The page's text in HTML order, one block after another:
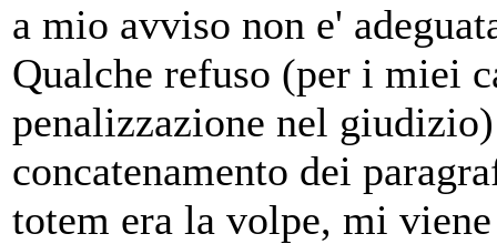
a mio avviso non e'
Qualche refuso (per i miei
penalizzazione nel
concatenamento dei
totem era la volpe, mi